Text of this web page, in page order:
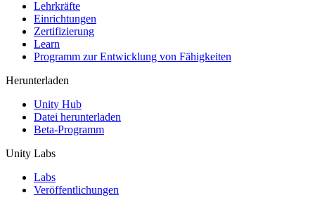
XR-Spiele
XR-Spiele plattformübergreifend starten
Multiplayer-Spiele
Vereinfachte Entwicklung von Multiplayer-Spielen
Lehrkräfte
Einrichtungen
Zertifizierung
Learn
Programm zur Entwicklung von Fähigkeiten
Herunterladen
Unity Hub
Datei herunterladen
Beta-Programm
Unity Labs
Labs
Veröffentlichungen